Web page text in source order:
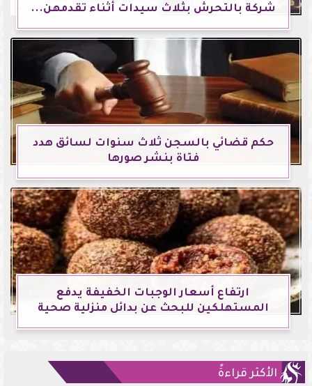
شركة بالتحرش بثلاث سيدات أثناء تقدمهن...
حكم قضائي بالسجن ثلاث سنوات لسائق هدد
فتاة بنشر صورها
ارتفاع أسعار الوجبات الخفيفة يدفع
المستهلكين للبحث عن بدائل منزلية صحية
الأكثر قراءةً